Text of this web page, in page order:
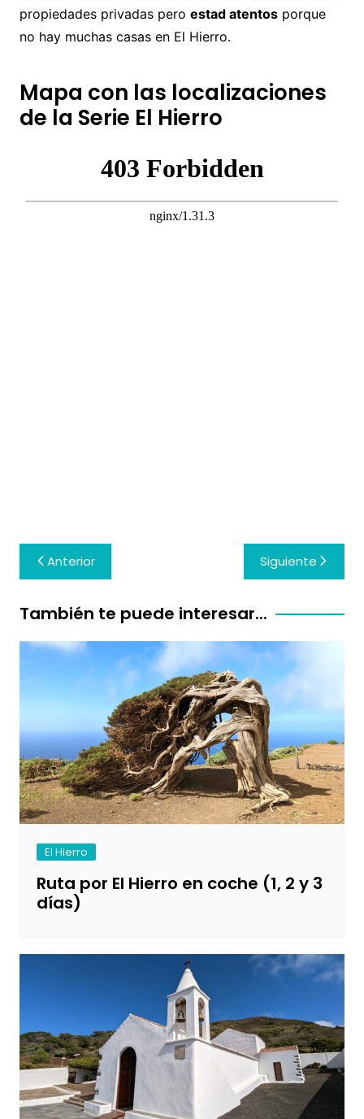
propiedades privadas pero estad atentosporque
no hay muchas casas en El Hierro.
Mapa con las localizaciones
de la Serie El Hierro
Navegación
de
entradas
Anterior Siguiente
También te puede interesar...
El Hierro
Ruta por El Hierro en coche (1, 2 y 3
días)